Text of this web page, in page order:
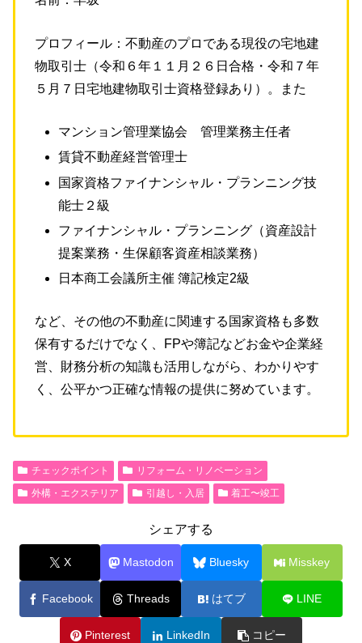
プロフィール：不動産のプロである現役の宅地建
物取引士（令和６年１１月２６日合格・令和７年
５月７日宅地建物取引士資格登録あり）。また
マンション管理業協会 管理業務主任者
賃貸不動産経営管理士
国家資格ファイナンシャル・プランニング技
能士２級
ファイナンシャル・プランニング（資産設計
提案業務・生保顧客資産相談業務）
日本商工会議所主催 簿記検定2級
など、その他の不動産に関連する国家資格も多数
保有するだけでなく、FPや簿記などお金や企業経
営、財務分析の知識も活用しながら、わかりやす
く、公平かつ正確な情報の提供に努めています。
チェックポイント
リフォーム・リノベーション
外構・エクステリア
引越し・入居 着工〜竣工
シェアする
X Mastodon Bluesky Misskey
Facebook Threads はてブ LINE
Pinterest LinkedIn コピー